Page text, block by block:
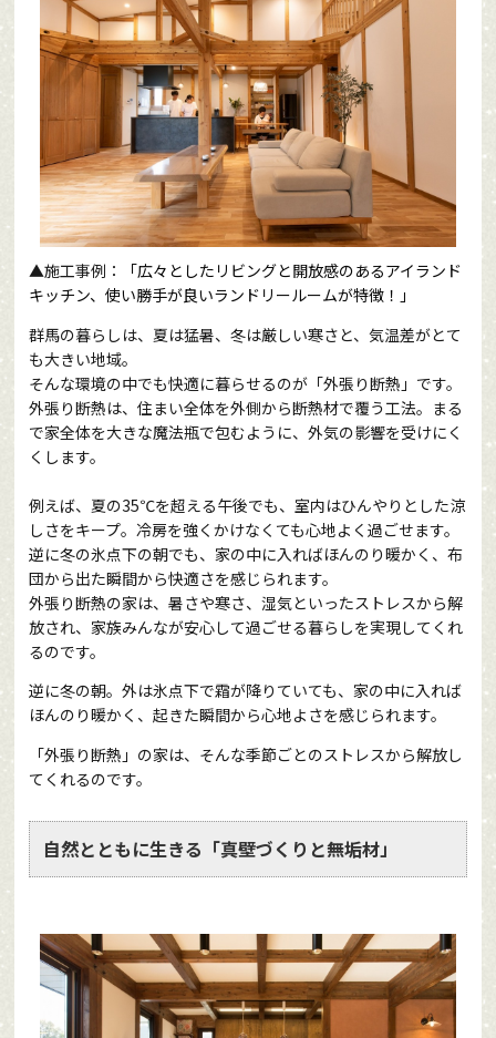
▲施工事例：
「広々としたリビングと開放感のあるアイランド
キッチン、使い勝手が良いランドリールームが特徴！」
群馬の暮らしは、夏は猛暑、冬は厳しい寒さと、気温差がとて
も大きい地域。
そんな環境の中でも快適に暮らせるのが「外張り断熱」です。
外張り断熱は、住まい全体を外側から断熱材で覆う工法。まる
で家全体を大きな魔法瓶で包むように、外気の影響を受けにく
くします。
例えば、夏の35℃を超える午後でも、室内はひんやりとした涼
しさをキープ。冷房を強くかけなくても心地よく過ごせます。
逆に冬の氷点下の朝でも、家の中に入ればほんのり暖かく、布
団から出た瞬間から快適さを感じられます。
外張り断熱の家は、暑さや寒さ、湿気といったストレスから解
放され、家族みんなが安心して過ごせる暮らしを実現してくれ
るのです。
逆に冬の朝。外は氷点下で霜が降りていても、家の中に入れば
ほんのり暖かく、起きた瞬間から心地よさを感じられます。
「外張り断熱」の家は、そんな季節ごとのストレスから解放し
てくれるのです。
自然とともに生きる「真壁づくりと無垢材」